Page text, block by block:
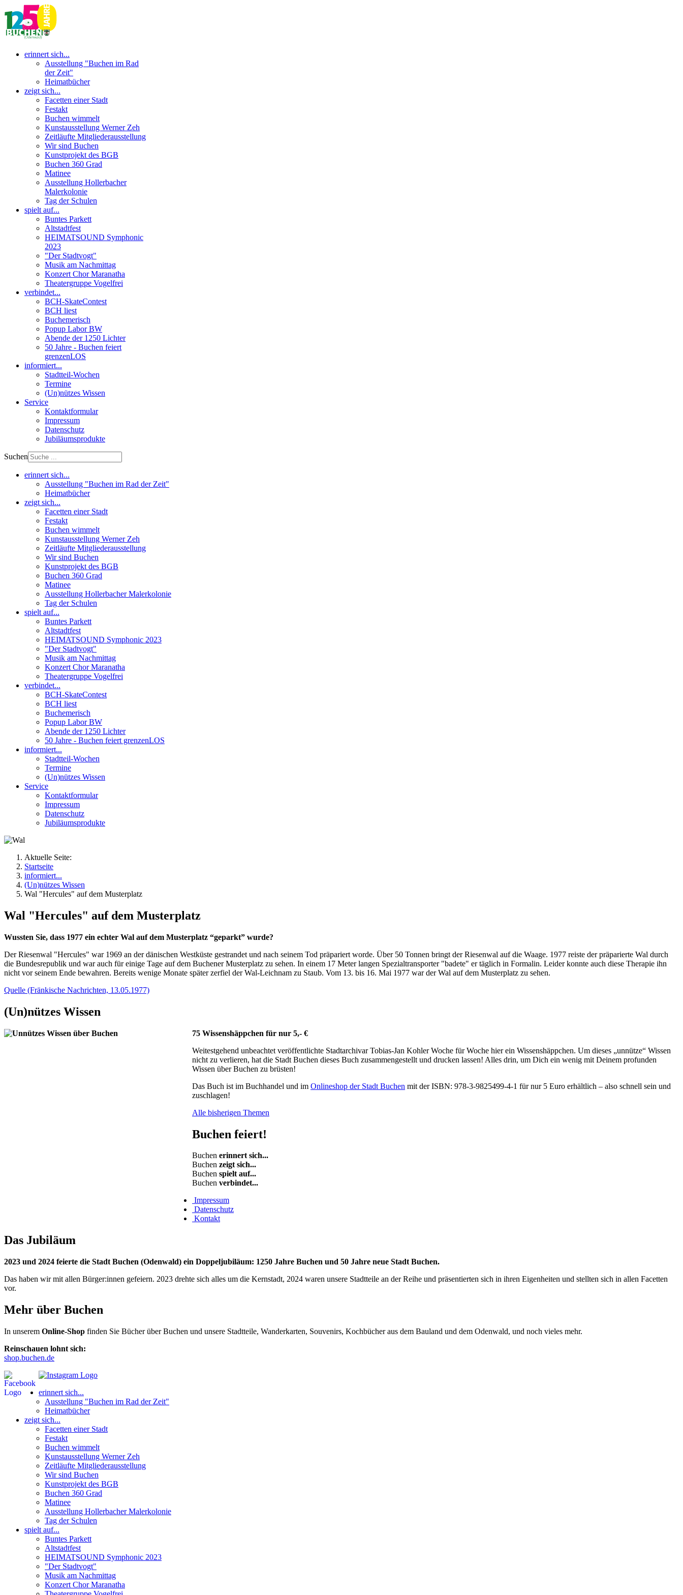
erinnert sich...
Ausstellung "Buchen im Rad
der Zeit"
Heimatbücher
zeigt sich...
Facetten einer Stadt
Festakt
Buchen wimmelt
Kunstausstellung Werner Zeh
Zeitläufte Mitgliederausstellung
Wir sind Buchen
Kunstprojekt des BGB
Buchen 360 Grad
Matinee
Ausstellung Hollerbacher
Malerkolonie
Tag der Schulen
spielt auf...
Buntes Parkett
Altstadtfest
HEIMATSOUND Symphonic
2023
"Der Stadtvogt"
Musik am Nachmittag
Konzert Chor Maranatha
Theatergruppe Vogelfrei
verbindet...
BCH-SkateContest
BCH liest
Buchemerisch
Popup Labor BW
Abende der 1250 Lichter
50 Jahre - Buchen feiert
grenzenLOS
informiert...
Stadtteil-Wochen
Termine
(Un)nützes Wissen
Service
Kontaktformular
Impressum
Datenschutz
Jubiläumsprodukte
Suchen
erinnert sich...
Ausstellung "Buchen im Rad der Zeit"
Heimatbücher
zeigt sich...
Facetten einer Stadt
Festakt
Buchen wimmelt
Kunstausstellung Werner Zeh
Zeitläufte Mitgliederausstellung
Wir sind Buchen
Kunstprojekt des BGB
Buchen 360 Grad
Matinee
Ausstellung Hollerbacher Malerkolonie
Tag der Schulen
spielt auf...
Buntes Parkett
Altstadtfest
HEIMATSOUND Symphonic 2023
"Der Stadtvogt"
Musik am Nachmittag
Konzert Chor Maranatha
Theatergruppe Vogelfrei
verbindet...
BCH-SkateContest
BCH liest
Buchemerisch
Popup Labor BW
Abende der 1250 Lichter
50 Jahre - Buchen feiert grenzenLOS
informiert...
Stadtteil-Wochen
Termine
(Un)nützes Wissen
Service
Kontaktformular
Impressum
Datenschutz
Jubiläumsprodukte
Aktuelle Seite:
Startseite
informiert...
(Un)nützes Wissen
Wal "Hercules" auf dem Musterplatz
Wal "Hercules" auf dem Musterplatz
Wussten Sie, dass 1977 ein echter Wal auf dem Musterplatz “geparkt” wurde?
Der Riesenwal "Hercules" war 1969 an der dänischen Westküste gestrandet und nach seinem Tod präpariert worde. Über 50 Tonnen bringt der Riesenwal auf die Waage. 1977 reiste der präparierte Wal durch
die Bundesrepublik und war auch für einige Tage auf dem Buchener Musterplatz zu sehen. In einem 17 Meter langen Spezialtransporter "badete" er täglich in Formalin. Leider konnte auch diese Therapie ihn
nicht vor seinem Ende bewahren. Bereits wenige Monate später zerfiel der Wal-Leichnam zu Staub. Vom 13. bis 16. Mai 1977 war der Wal auf dem Musterplatz zu sehen.
Quelle (Fränkische Nachrichten, 13.05.1977)
(Un)nützes Wissen
75 Wissenshäppchen für nur 5,- €
Weitestgehend unbeachtet veröffentlichte Stadtarchivar Tobias-Jan Kohler Woche für Woche hier ein Wissenshäppchen. Um dieses „unnütze“ Wissen
nicht zu verlieren, hat die Stadt Buchen dieses Buch zusammengestellt und drucken lassen! Alles drin, um Dich ein wenig mit Deinem profunden
Wissen über Buchen zu brüsten!
Das Buch ist im Buchhandel und im Onlineshop der Stadt Buchen mit der ISBN: 978-3-9825499-4-1 für nur 5 Euro erhältlich – also schnell sein und
zuschlagen!
Alle bisherigen Themen
Buchen feiert!
Buchen erinnert sich...
Buchen zeigt sich...
Buchen spielt auf...
Buchen verbindet...
Impressum
Datenschutz
Kontakt
Das Jubiläum
2023 und 2024 feierte die Stadt Buchen (Odenwald) ein Doppeljubiläum: 1250 Jahre Buchen und 50 Jahre neue Stadt Buchen.
Das haben wir mit allen Bürger:innen gefeiern. 2023 drehte sich alles um die Kernstadt, 2024 waren unsere Stadtteile an der Reihe und präsentierten sich in ihren Eigenheiten und stellten sich in allen Facetten
vor.
Mehr über Buchen
In unserem Online-Shop finden Sie Bücher über Buchen und unsere Stadtteile, Wanderkarten, Souvenirs, Kochbücher aus dem Bauland und dem Odenwald, und noch vieles mehr.
Reinschauen lohnt sich:
shop.buchen.de
erinnert sich...
Ausstellung "Buchen im Rad der Zeit"
Heimatbücher
zeigt sich...
Facetten einer Stadt
Festakt
Buchen wimmelt
Kunstausstellung Werner Zeh
Zeitläufte Mitgliederausstellung
Wir sind Buchen
Kunstprojekt des BGB
Buchen 360 Grad
Matinee
Ausstellung Hollerbacher Malerkolonie
Tag der Schulen
spielt auf...
Buntes Parkett
Altstadtfest
HEIMATSOUND Symphonic 2023
"Der Stadtvogt"
Musik am Nachmittag
Konzert Chor Maranatha